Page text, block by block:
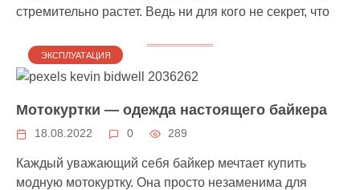
стремительно растет. Ведь ни для кого не секрет, что
ЭКСПЛУАТАЦИЯ
Мотокуртки — одежда настоящего байкера
18.08.2022 0 289
Каждый уважающий себя байкер мечтает купить
модную мотокуртку. Она просто незаменима для